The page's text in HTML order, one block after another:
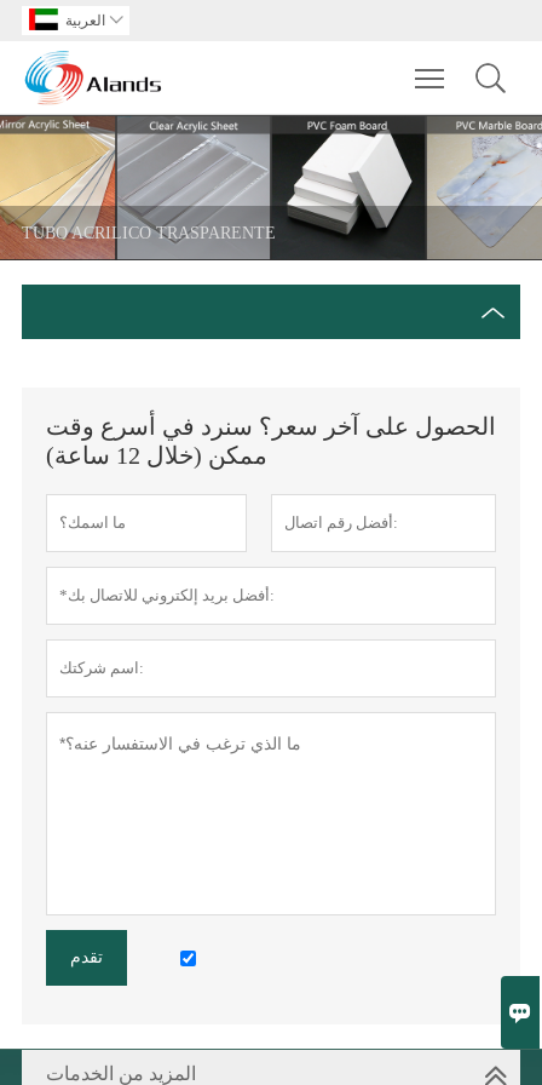

العربية 
Toggle
TUBO ACRILICO TRASPARENTE
الحصول على آخر سعر؟ سنرد في أسرع وقت
ممكن (خلال 12 ساعة)
تقدم
المزيد من الخدمات